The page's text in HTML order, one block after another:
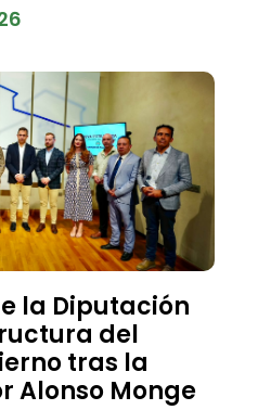
la Diputación
del
tras la
Alonso Monge